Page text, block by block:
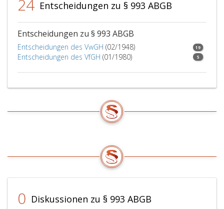
24 Entscheidungen zu § 993 ABGB
Entscheidungen zu § 993 ABGB
Entscheidungen des VwGH (02/1948) 19
Entscheidungen des VfGH (01/1980) 5
0 Diskussionen zu § 993 ABGB